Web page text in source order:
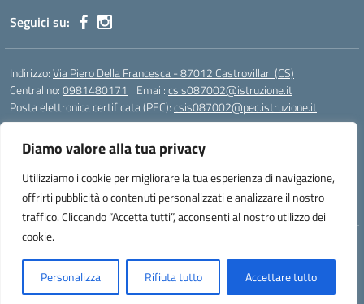
Diamo valore alla tua privacy
Utilizziamo i cookie per migliorare la tua esperienza di navigazione,
offrirti pubblicità o contenuti personalizzati e analizzare il nostro
traffico. Cliccando “Accetta tutti”, acconsenti al nostro utilizzo dei
cookie.
Personalizza Rifiuta tutto Accettare tutto
Seguici su:
Indirizzo:Via Piero Della Francesca - 87012 Castrovillari (CS)
Centralino:0981480171 Email:csis087002@istruzione.it
Posta elettronica certificata (PEC):csis087002@pec.istruzione.it
Codice meccanografico:CSIS087002
Codice Indice delle Pubbliche Amministrazioni (IPA): PNG4CA8K
Codice unico di fatturazione (CUF): R8N7JA